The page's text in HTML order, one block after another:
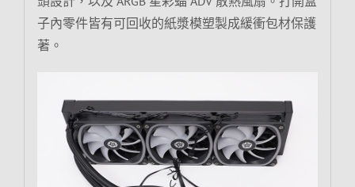
子內零件皆有可回收的紙漿模塑製成緩衝包材保護
著。